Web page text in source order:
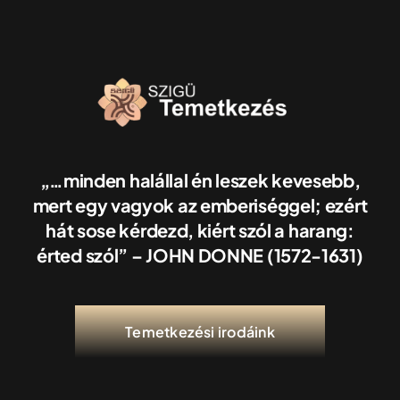
„…minden halállal én leszek kevesebb,
mert egy vagyok az emberiséggel; ezért
hát sose kérdezd, kiért szól a harang:
érted szól” – JOHN DONNE (1572-1631)
Temetkezési irodáink